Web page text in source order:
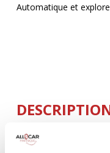
Automatique et